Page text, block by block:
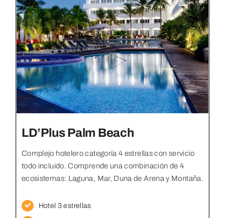
LD’Plus Palm Beach
Complejo hotelero categoría 4 estrellas con servicio
todo incluido. Comprende una combinación de 4
ecosistemas: Laguna, Mar, Duna de Arena y Montaña.
Hotel 3 estrellas